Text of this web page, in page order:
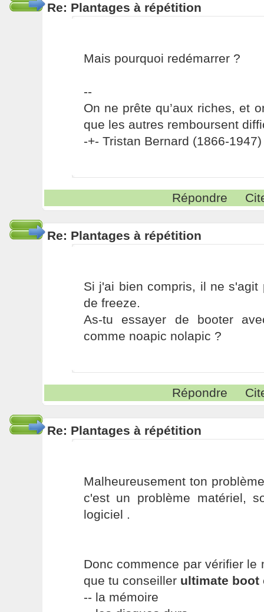
Re: Plantages à répétition
Mais pourquoi redémarrer ?
--
On ne prête qu’aux riches, et
que les autres remboursent
-+- Tristan Bernard (1866-1947)
Répondre
Re: Plantages à répétition
Si j'ai bien compris, il ne s'agit
de freeze.
As-tu essayer de booter
comme noapic nolapic ?
Répondre
Re: Plantages à répétition
Malheureusement ton
c'est un problème matériel,
logiciel .
Donc commence par vérifier le
que tu conseiller ultimate boot
-- la mémoire